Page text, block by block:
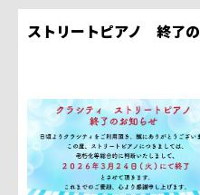
ストリートピアノ 終了